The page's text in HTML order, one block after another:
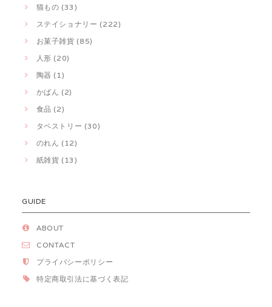
猫もの (33)
ステイショナリー (222)
お菓子雑貨 (85)
人形 (20)
陶器 (1)
かばん (2)
食品 (2)
タペストリー (30)
のれん (12)
紙雑貨 (13)
GUIDE
ABOUT
CONTACT
プライバシーポリシー
特定商取引法に基づく表記